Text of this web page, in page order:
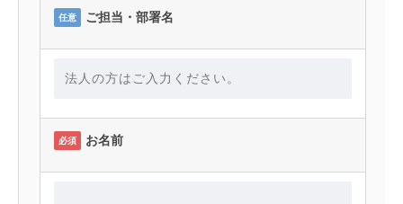
任意 ご担当・部署名
必須 お名前